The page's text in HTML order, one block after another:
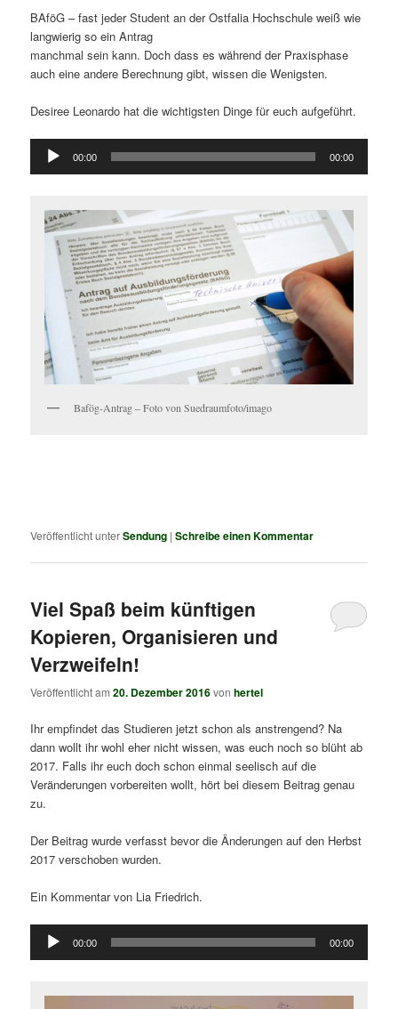
BAföG – fast jeder Student an der Ostfalia Hochschule weiß wie
langwierig so ein Antrag
manchmal sein kann. Doch dass es während der Praxisphase
auch eine andere Berechnung gibt, wissen die Wenigsten.
Desiree Leonardo hat die wichtigsten Dinge für euch aufgeführt.
Audio-
Player
00:00 00:00
Bafög-Antrag – Foto von Suedraumfoto/imago
Veröffentlicht unterSendung |Schreibe einen Kommentar
Viel Spaß beim künftigen
Kopieren, Organisieren und
Verzweifeln!
Veröffentlicht am20. Dezember 2016vonhertel
Ihr empfindet das Studieren jetzt schon als anstrengend? Na
dann wollt ihr wohl eher nicht wissen, was euch noch so blüht ab
2017. Falls ihr euch doch schon einmal seelisch auf die
Veränderungen vorbereiten wollt, hört bei diesem Beitrag genau
zu.
Der Beitrag wurde verfasst bevor die Änderungen auf den Herbst
2017 verschoben wurden.
Ein Kommentar von Lia Friedrich.
Audio-
Player
00:00 00:00